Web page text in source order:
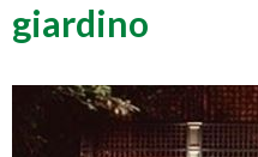
giardino